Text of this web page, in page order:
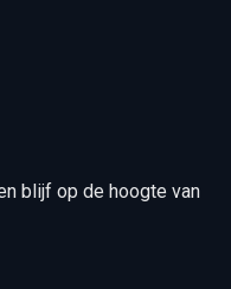
blijf op de hoogte van